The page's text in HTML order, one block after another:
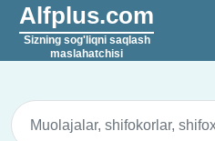
Alfplus.com
Sizning sog'liqni saqlash
maslahatchisi